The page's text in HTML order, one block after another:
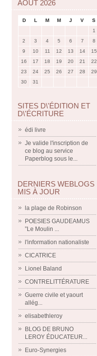
AOÛT 2026
D L M M J V
S
1
2
3 4 5 6 7
8
9
10 11 12 13 14
15
16
17 18 19 20 21
22
23
24 25 26 27 28
29
30
31
SITES D\'ÉDITION ET
D\'ÉCRITURE
édi livre
Je valide l'inscription de
ce blog au service
Paperblog sous le...
DERNIERS WEBLOGS
MIS À JOUR
la plage de Robinson
POESIES GAUDEAMUS
”Le Moulin ...
l'information nationaliste
CICATRICE
Lionel Baland
CONTRELITTÉRATURE
Guerre civile et yaourt
allég...
elisabethleroy
BLOG DE BRUNO
LEROY ÉDUCATEUR...
Euro-Synergies